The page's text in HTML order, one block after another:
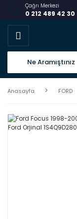
Çağrı Merkezi
0 212 489 42 30
Anasayfa FORD